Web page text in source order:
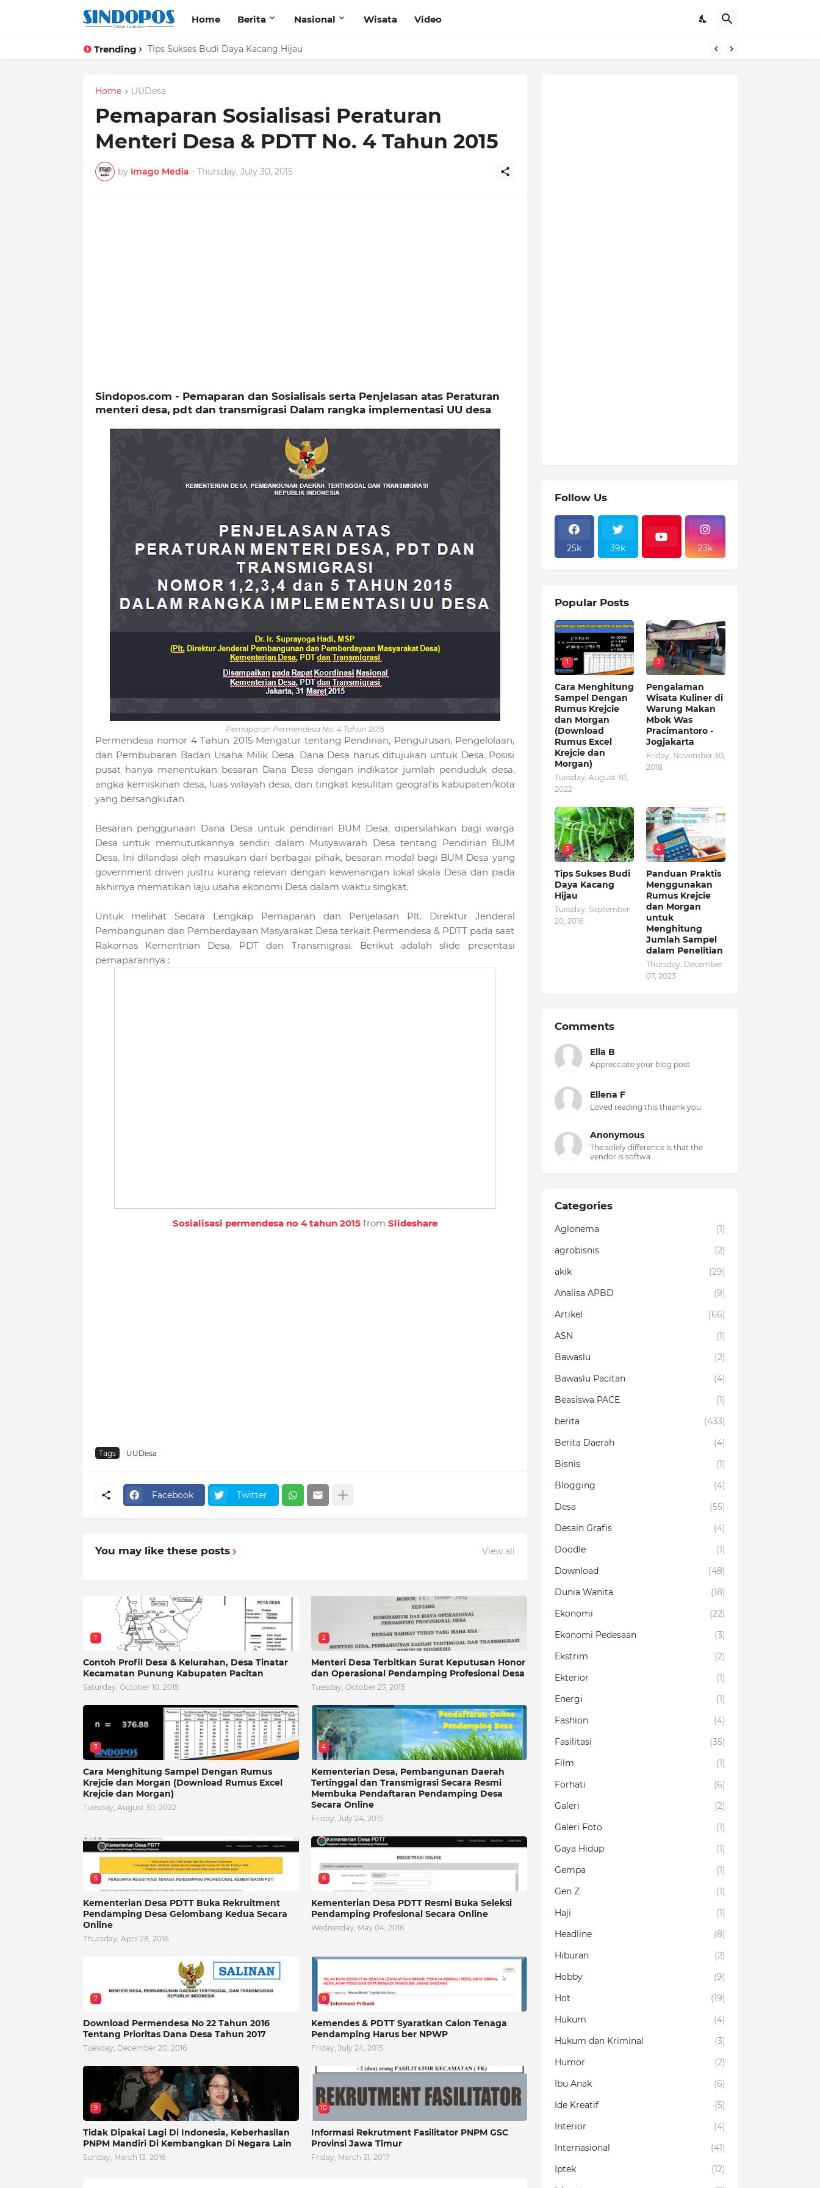
Home Berita Nasional Wisata Video
Trending Tips Sukses Budi Daya Kacang Hijau
Home UUDesa
Pemaparan Sosialisasi Peraturan
Menteri Desa & PDTT No. 4 Tahun 2015
by Imago Media - Thursday, July 30, 2015
Sindopos.com - Pemaparan dan Sosialisais serta Penjelasan atas Peraturan
menteri desa, pdt dan transmigrasi Dalam rangka implementasi UU desa
Pemaparan Permendesa No. 4 Tahun 2015
Permendesa nomor 4 Tahun 2015 Mengatur tentang Pendirian, Pengurusan, Pengelolaan,
dan Pembubaran Badan Usaha Milik Desa. Dana Desa harus ditujukan untuk Desa. Posisi
pusat hanya menentukan besaran Dana Desa dengan indikator jumlah penduduk desa,
angka kemiskinan desa, luas wilayah desa, dan tingkat kesulitan geografis kabupaten/kota
yang bersangkutan.
Besaran penggunaan Dana Desa untuk pendirian BUM Desa, dipersilahkan bagi warga
Desa untuk memutuskannya sendiri dalam Musyawarah Desa tentang Pendirian BUM
Desa. Ini dilandasi oleh masukan dari berbagai pihak, besaran modal bagi BUM Desa yang
government driven justru kurang relevan dengan kewenangan lokal skala Desa dan pada
akhirnya mematikan laju usaha ekonomi Desa dalam waktu singkat.
Untuk melihat Secara Lengkap Pemaparan dan Penjelasan Plt. Direktur Jenderal
Pembangunan dan Pemberdayaan Masyarakat Desa terkait Permendesa & PDTT pada saat
Rakornas Kementrian Desa, PDT dan Transmigrasi. Berikut adalah slide presentasi
pemaparannya :
Sosialisasi permendesa no 4 tahun 2015 from Slideshare
Tags UUDesa
Facebook Twitter
You may like these posts View all
1
Contoh Profil Desa & Kelurahan, Desa Tinatar
Kecamatan Punung Kabupaten Pacitan
Saturday, October 10, 2015
2
Menteri Desa Terbitkan Surat Keputusan Honor
dan Operasional Pendamping Profesional Desa
Tuesday, October 27, 2015
3
Cara Menghitung Sampel Dengan Rumus
Krejcie dan Morgan (Download Rumus Excel
Krejcie dan Morgan)
Tuesday, August 30, 2022
4
Kementerian Desa, Pembangunan Daerah
Tertinggal dan Transmigrasi Secara Resmi
Membuka Pendaftaran Pendamping Desa
Secara Online
Friday, July 24, 2015
5
Kementerian Desa PDTT Buka Rekruitment
Pendamping Desa Gelombang Kedua Secara
Online
Thursday, April 28, 2016
6
Kementerian Desa PDTT Resmi Buka Seleksi
Pendamping Profesional Secara Online
Wednesday, May 04, 2016
7
Download Permendesa No 22 Tahun 2016
Tentang Prioritas Dana Desa Tahun 2017
Tuesday, December 20, 2016
8
Kemendes & PDTT Syaratkan Calon Tenaga
Pendamping Harus ber NPWP
Friday, July 24, 2015
9
Tidak Dipakai Lagi Di Indonesia, Keberhasilan
PNPM Mandiri Di Kembangkan Di Negara Lain
Sunday, March 13, 2016
10
Informasi Rekrutment Fasilitator PNPM GSC
Provinsi Jawa Timur
Friday, March 31, 2017
Follow Us
25k 39k 23k
Popular Posts
1
Cara Menghitung
Sampel Dengan
Rumus Krejcie
dan Morgan
(Download
Rumus Excel
Krejcie dan
Morgan)
Tuesday, August 30,
2022
2
Pengalaman
Wisata Kuliner di
Warung Makan
Mbok Was
Pracimantoro -
Jogjakarta
Friday, November 30,
2018
3
Tips Sukses Budi
Daya Kacang
Hijau
Tuesday, September
20, 2016
4
Panduan Praktis
Menggunakan
Rumus Krejcie
dan Morgan
untuk
Menghitung
Jumlah Sampel
dalam Penelitian
Thursday, December
07, 2023
Comments
Ella B
Apprecciate your blog post
Ellena F
Loved reading this thaank you
Anonymous
The solely difference is that the
vendor is softwa...
Categories
Aglonema
(1)
agrobisnis
(2)
akik
(29)
Analisa APBD
(9)
Artikel
(66)
ASN
(1)
Bawaslu
(2)
Bawaslu Pacitan
(4)
Beasiswa PACE
(1)
berita
(433)
Berita Daerah
(4)
Bisnis
(1)
Blogging
(4)
Desa
(55)
Desain Grafis
(4)
Doodle
(1)
Download
(48)
Dunia Wanita
(18)
Ekonomi
(22)
Ekonomi Pedesaan
(3)
Ekstrim
(2)
Ekterior
(1)
Energi
(1)
Fashion
(4)
Fasilitasi
(35)
Film
(1)
Forhati
(6)
Galeri
(2)
Galeri Foto
(1)
Gaya Hidup
(1)
Gempa
(1)
Gen Z
(1)
Haji
(1)
Headline
(8)
Hiburan
(2)
Hobby
(9)
Hot
(19)
Hukum
(4)
Hukum dan Kriminal
(3)
Humor
(2)
Ibu Anak
(6)
Ide Kreatif
(5)
Interior
(4)
Internasional
(41)
Iptek
(12)